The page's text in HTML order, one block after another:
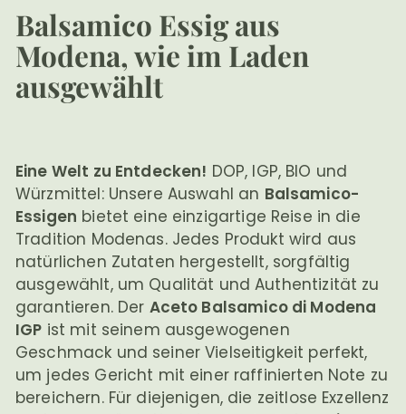
e
Balsamico Essig aus
Modena, wie im Laden
ausgewählt
Eine Welt zu Entdecken! DOP, IGP, BIO und
Würzmittel: Unsere Auswahl an Balsamico-
Essigen bietet eine einzigartige Reise in die
Tradition Modenas. Jedes Produkt wird aus
natürlichen Zutaten hergestellt, sorgfältig
ausgewählt, um Qualität und Authentizität zu
garantieren. Der Aceto Balsamico di Modena
IGP ist mit seinem ausgewogenen
Geschmack und seiner Vielseitigkeit perfekt,
um jedes Gericht mit einer raffinierten Note zu
bereichern. Für diejenigen, die zeitlose Exzellenz